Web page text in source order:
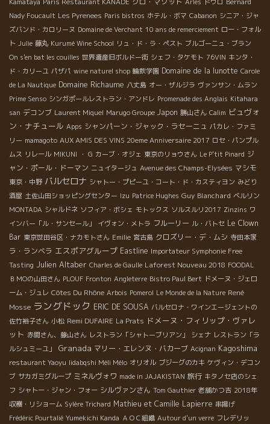
Nady Foucault Les Pyrenees Paris bistros ホテル・ボマ Cabanon シニア・ジャ
ズバンド・カロリーヌ Domaine de Verchant 10 ans de remerciement ロー・フォル
ト Julie 藤丸 Kurumé Wine School リュ・ド・ラ・ペスト ブルゴーニュ・ブラン
On s'en bat les couilles 世界遺産旧ボルドー街 シェフ・タケモト 76VIN キンタ・
ド・カリーユ パザパ wine naturel shop 輪飲学園 Domaine de la lunotte Carole
de La Nautique Domaine Richaume 八丈島 オー・ザルジラ ヴァンサン・ムラン
Prime Senso シンガポールレストラン・アンドレ Promenade des Anglais Kitahara
san デコンブ Laurent Miquel Marugo Groupe Japon 勝山さん Calim ビュヴォ
ン・ナチュール Apps シャンパーン・ジャック・ラセーニュ パカレ・ファミ
リー mamagoto AUX AMIS DES VINS 20eme Anniversaire 2017 ロセ・パンプル
ムス リレール MIKUNI ・ G カーブ・オジェ 東京のリョウさん Le P'tit Pinard ジ
ャン・ポール・ドーマン ニュイタージュ Avenue des Champs-Elysées マシモ
東京・中野 バルセロナ シャトー・プピーユ・コート・ド・カスティヨン みどり
酒屋 土佐山田ショッピングセンター Izu Patrice Hughes Guy Blanchard ベルリン
MONTADA シャルドネ ソフィア・ボシェ モトックス ソルスルリ2017 Zinzins ワ
インバー「ル・サンセール」
イヴォン・メトラ フルーリー ル・バトセ Le Clown
Bar 東京世田谷区・ナカモトさん Emilie 宮古島 クロズリー・デ・ムシ 寺田本家
ラ・ランベラ エスポアグループ Eastline Importateur Symphonie Free
Tasting Julien Altaber Charles de Gaulle Laforest Nouveau 2018 FOODAL
ＢＭОの山田さん PLOUF Fronton Angleterre Bistro Paul Bert ドメーヌ・ジェロ
ーム・ジュレ Côtes Du Rhône Arbois Pomerol Le Monde de la Nature René
Mosse ラングドック ERIC DE SOUSA バルセロナ・ワインエージェントの
佐竹裕子さん 小松 Remi DUFAIRE La Prats ドメーヌ・フィリップ・ヴァレ
ット 赤間さん、藤山さん レストラン「シャトーブリアン」 シェナ レストラン「ラ
ルシュミーユ」
Granada マリー・エレンヌ・バカーブ Acignan Kagoshima
restaurant Yaoyu Iidabqshi Méli Mélo オリオル ブジーグのカキ ケヴィン・デコン
ブ サカガミグループ ミネルヴォワ made in JAJAKISTAN 旅行 キタノセ店のシェ
フ シャトー・ジャン・フォー シルヴァンさん Tom Gauthier 老舗かつ吉 2018年
収穫・リショーム Sylère Trichard Mathieu et Camille Lapierre 串揚げ
Frédéric Pourtalié Yumekichi Kanda ＡＯＣ組織 Autour d'un verre フレデリッ